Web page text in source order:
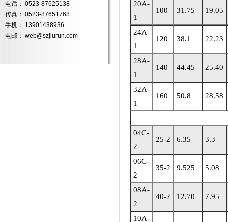
电话： 0523-87625138
传真： 0523-87651768
手机： 13901438936
电邮： web@szjiurun.com
20A-
1
100 31.75 19.05
24A-
1
120 38.1 22.23
28A-
1
140 44.45 25.40
32A-
1
160 50.8 28.58
04C-
2
25-2 6.35 3.3
06C-
2
35-2 9.525 5.08
08A-
2
40-2 12.70 7.95
10A-